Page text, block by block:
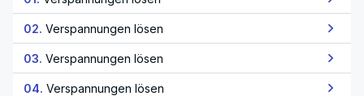
02. Verspannungen lösen
03. Verspannungen lösen
04. Verspannungen lösen